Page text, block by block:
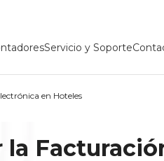
Servicio y Soporte
en Hoteles